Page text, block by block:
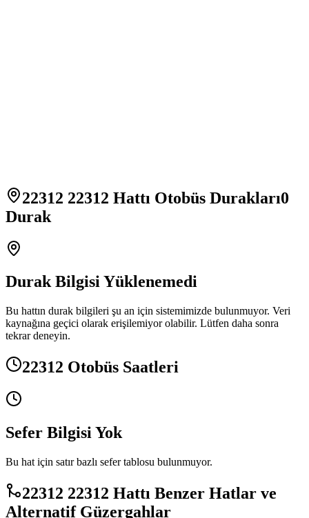
22312 22312 Hattı Otobüs Durakları0
Durak
Durak Bilgisi Yüklenemedi
Bu hattın durak bilgileri şu an için sistemimizde bulunmuyor. Veri
kaynağına geçici olarak erişilemiyor olabilir. Lütfen daha sonra
tekrar deneyin.
22312 Otobüs Saatleri
Sefer Bilgisi Yok
Bu hat için satır bazlı sefer tablosu bulunmuyor.
22312 22312 Hattı Benzer Hatlar ve
Alternatif Güzergahlar